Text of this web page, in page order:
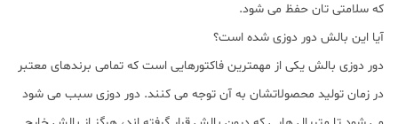
که سلامتی تان حفظ می شود.
آیا این بالش دور دوزی شده است؟
دور دوزی بالش یکی از مهمترین فاکتورهایی است که تمامی برندهای معتبر
در زمان تولید محصولاتشان به آن توجه می کنند. دور دوزی سبب می شود